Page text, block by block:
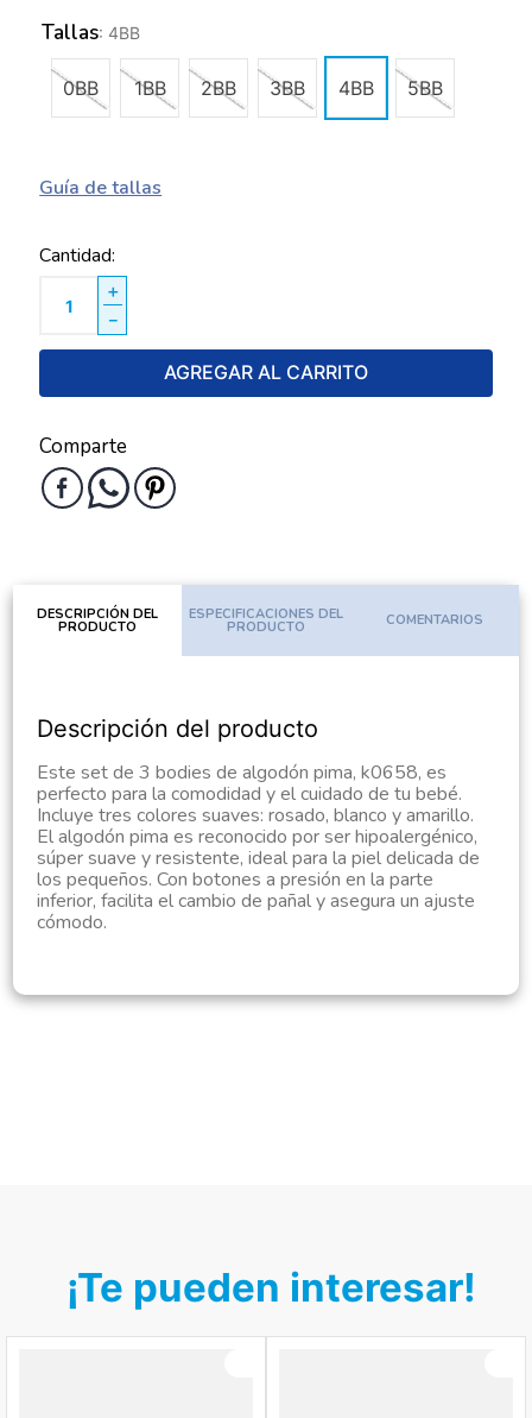
Tallas: 4BB
0BB 1BB 2BB 3BB 4BB 5BB
Guía de tallas
Cantidad
＋
－
AGREGAR AL CARRITO
Comparte
DESCRIPCIÓN DEL
PRODUCTO
ESPECIFICACIONES DEL
PRODUCTO COMENTARIOS
Descripción del producto
Este set de 3 bodies de algodón pima, k0658, es
perfecto para la comodidad y el cuidado de tu bebé.
Incluye tres colores suaves: rosado, blanco y amarillo.
El algodón pima es reconocido por ser hipoalergénico,
súper suave y resistente, ideal para la piel delicada de
los pequeños. Con botones a presión en la parte
inferior, facilita el cambio de pañal y asegura un ajuste
cómodo.
¡Te pueden interesar!